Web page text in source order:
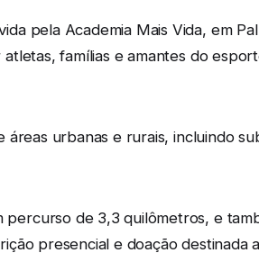
pela Academia Mais Vida, em
famílias e amantes do
urbanas e rurais, incluindo
de 3,3 quilômetros, e
presencial e doação destinada